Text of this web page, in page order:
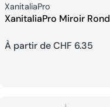
Fournisseur:
XanitaliaPro
XanitaliaPro Miroir Rond
Prix
À partir de CHF 6.35